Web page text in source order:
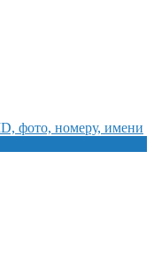
фото, номеру, имени